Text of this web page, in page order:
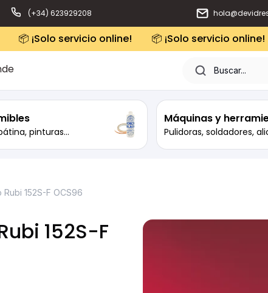
(+34) 623929208
📦 ¡Solo servicio online! 📦 ¡Solo servicio online!
pinturas...
Máquinas y
Pulidoras, soldadores,
152S-F OCS96
152S-F